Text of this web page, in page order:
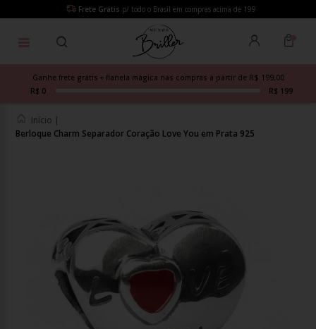
Frete Grátis p/ todo o Brasil em compras acima de 199
Ganhe frete grátis + flanela mágica nas compras a partir de R$ 199,00
R$ 0
R$ 199
Início |
Berloque Charm Separador Coração Love You em Prata 925